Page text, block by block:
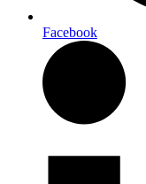
Facebook